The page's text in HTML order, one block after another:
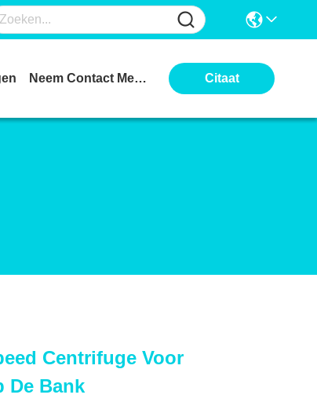
Neem Contact Met Ons Op Citaat
Centrifuge Voor
De Bank